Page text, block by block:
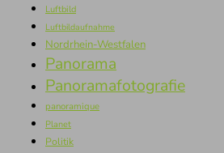
Luftbild
Luftbildaufnahme
Nordrhein-Westfalen
Panorama
Panoramafotografie
panoramique
Planet
Politik